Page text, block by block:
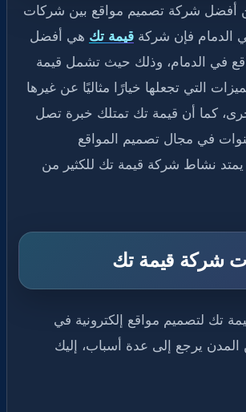
أفضل شركة تصميم مواقع بين شركات
الدمام فإن شركة قيمة تك هي أفضل
في الدمام، وذلك حيث تشمل قيمة
التي تجعلها خيارًا مثاليًا عن غيرها
كما أن قيمة تك تمتلك خبرة تصل
في مجال تصميم المواقع
يمتد نشاط شركة قيمة تك للكثير من
شركة قيمة تك
تك لتصميم مواقع إلكترونية في
المدن يرجع إلى عدة أسباب، إليك